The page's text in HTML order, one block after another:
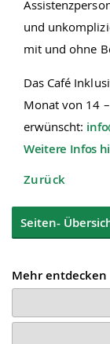
und
mit und ohne
Das Café
Monat von 14
erwünscht:
Weitere Infos
Zurück
Seiten-
Mehr entdecken